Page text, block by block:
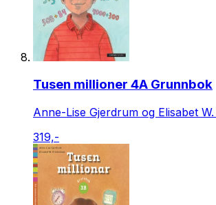
Tusen millioner 4A Grunnbok
Anne-Lise Gjerdrum og Elisabet
319,-